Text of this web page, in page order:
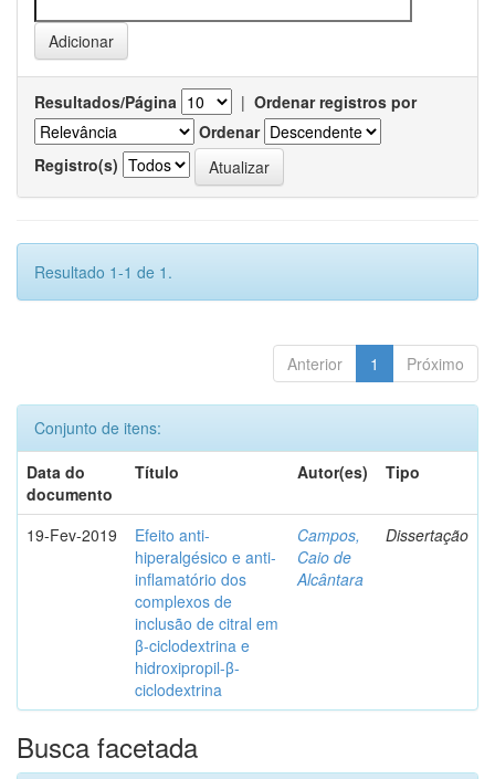
Resultados/Página | Ordenar registros por
Ordenar
Registro(s)
Resultado 1-1 de 1.
Anterior 1 Próximo
Conjunto de itens:
Data do
documento
Título Autor(es) Tipo
19-Fev-2019
Efeito anti-
hiperalgésico e anti-
inflamatório dos
complexos de
inclusão de citral em
β-ciclodextrina e
hidroxipropil-β-
ciclodextrina
Campos,
Caio de
Alcântara
Dissertação
Busca facetada